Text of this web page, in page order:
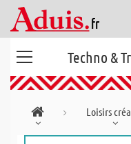
Techno &
Loisirs